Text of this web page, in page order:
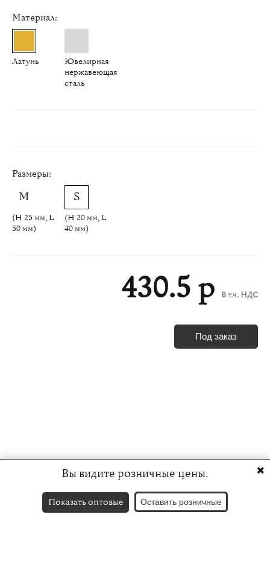
Материал:
Латунь
Ювелирная
нержавеющая
сталь
Размеры:
(H 25 мм, L
50 мм)
(H 20 мм, L
40 мм)
430.5 р В т.ч. НДС
Под заказ
Вы видите розничные цены.
Показать оптовые Оставить розничные